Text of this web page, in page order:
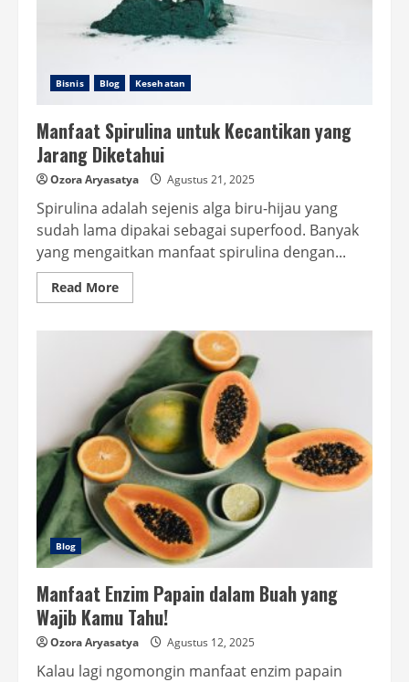
Bisnis Blog Kesehatan
Manfaat Spirulina untuk Kecantikan yang
Jarang Diketahui
Ozora Aryasatya Agustus 21, 2025
Spirulina adalah sejenis alga biru-hijau yang
sudah lama dipakai sebagai superfood. Banyak
yang mengaitkan manfaat spirulina dengan...
Read MoreRead
more
Spirulina
untuk
Kecantikan
yang
Jarang
Diketahui
Blog
Manfaat Enzim Papain dalam Buah yang
Wajib Kamu Tahu!
Ozora Aryasatya Agustus 12, 2025
Kalau lagi ngomongin manfaat enzim papain